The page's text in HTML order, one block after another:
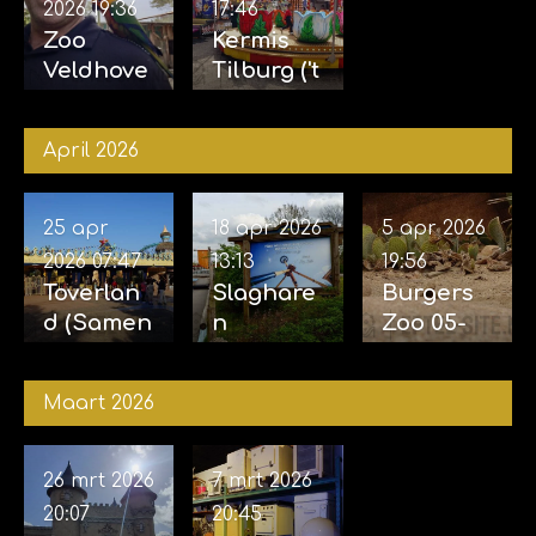
Zoo
Veldhove
2026
2026 19:36
Kermis
Tilburg ('t
05-2026
17:46
April 2026
Toverlan
d (Samen
Sophie)
24-04-
2026
25 apr
2026 07:47
Slaghare
n
Sky Sifter
2026
18 apr 2026
13:13
Burgers
Zoo 05-
5 apr 2026
19:56
Maart 2026
26 mrt 2026
20:07
7 mrt 2026
20:45